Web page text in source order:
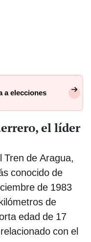
a elecciones
el líder
Tren de Aragua,
conocido de
de 1983
de
edad de 17
con el